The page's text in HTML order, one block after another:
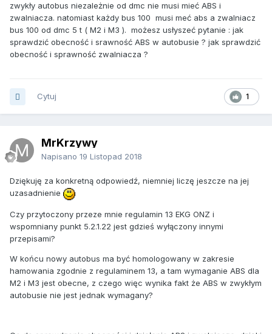
zwykły autobus niezależnie od dmc nie musi mieć ABS i
zwalniacza. natomiast każdy bus 100 musi meć abs a zwalniacz
bus 100 od dmc 5 t ( M2 i M3 ). możesz usłyszeć pytanie : jak
sprawdzić obecność i srawność ABS w autobusie ? jak sprawdzić
obecność i sprawność zwalniacza ?
1
Cytuj
MrKrzywy
Napisano 19 Listopad 2018
Dziękuję za konkretną odpowiedź, niemniej liczę jeszcze na jej
uzasadnienie
Czy przytoczony przeze mnie regulamin 13 EKG ONZ i
wspomniany punkt 5.2.1.22 jest gdzieś wyłączony innymi
przepisami?
W końcu nowy autobus ma być homologowany w zakresie
hamowania zgodnie z regulaminem 13, a tam wymaganie ABS dla
M2 i M3 jest obecne, z czego więc wynika fakt że ABS w zwykłym
autobusie nie jest jednak wymagany?